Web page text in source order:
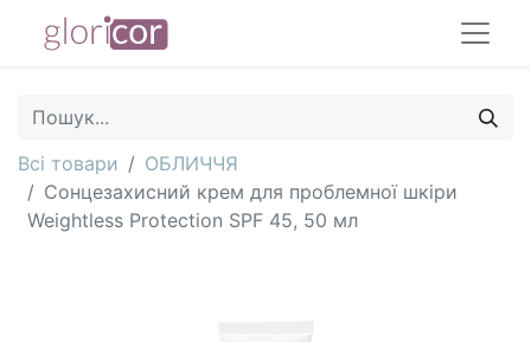
Всі товари
ОБЛИЧЧЯ
Сонцезахисний крем для проблемної шкіри
Weightless Protection SPF 45, 50 мл